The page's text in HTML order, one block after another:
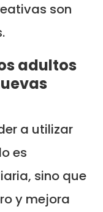
son
adultos
a utilizar
es
sino que
y mejora